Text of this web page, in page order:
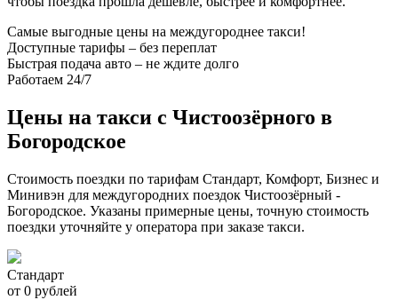
Самые выгодные цены на междугороднее такси!
Доступные тарифы – без переплат
Быстрая подача авто – не ждите долго
Работаем 24/7
Цены на такси с Чистоозёрного в
Богородское
Стоимость поездки по тарифам Стандарт, Комфорт, Бизнес и
Минивэн для междугородних поездок Чистоозёрный -
Богородское. Указаны примерные цены, точную стоимость
поездки уточняйте у оператора при заказе такси.
Стандарт
от 0 рублей